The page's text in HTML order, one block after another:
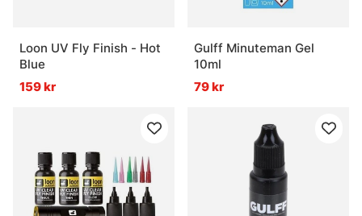
Loon UV Fly Finish - Hot
Blue
159 kr
Gulff Minuteman Gel
10ml
79 kr